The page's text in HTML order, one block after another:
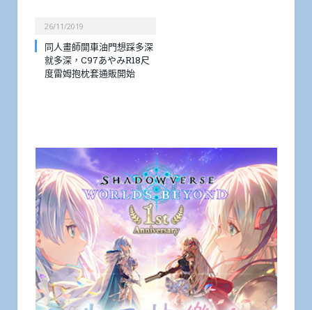
26/11/2019
同人畫師開車油門想踩多深
就多深，C97あやみR18尺
度雷姆抱枕套通販開始